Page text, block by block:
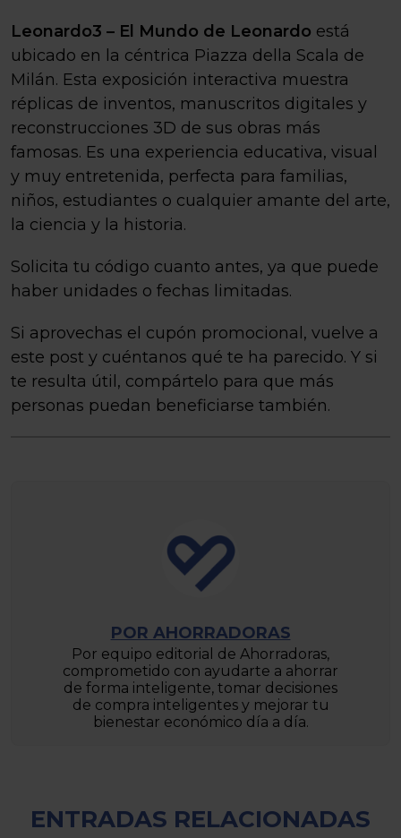
Leonardo3 – El Mundo de Leonardo está
ubicado en la céntrica Piazza della Scala de
Milán. Esta exposición interactiva muestra
réplicas de inventos, manuscritos digitales y
reconstrucciones 3D de sus obras más
famosas. Es una experiencia educativa, visual
y muy entretenida, perfecta para familias,
niños, estudiantes o cualquier amante del arte,
la ciencia y la historia.
Solicita tu código cuanto antes, ya que puede
haber unidades o fechas limitadas.
Si aprovechas el cupón promocional, vuelve a
este post y cuéntanos qué te ha parecido. Y si
te resulta útil, compártelo para que más
personas puedan beneficiarse también.
POR AHORRADORAS
Por equipo editorial de Ahorradoras,
comprometido con ayudarte a ahorrar
de forma inteligente, tomar decisiones
de compra inteligentes y mejorar tu
bienestar económico día a día.
ENTRADAS RELACIONADAS